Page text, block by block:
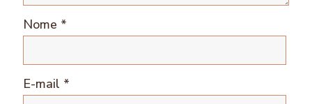
Nome *
E-mail *